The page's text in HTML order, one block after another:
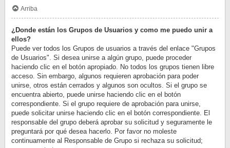
Arriba
¿Donde están los Grupos de Usuarios y como me puedo unir a
ellos?
Puede ver todos los Grupos de usuarios a través del enlace "Grupos
de Usuarios". Si desea unirse a algún grupo, puede proceder
haciendo clic en el botón apropiado. No todos los grupos tienen libre
acceso. Sin embargo, algunos requieren aprobación para poder
unirse, otros están cerrados y algunos son ocultos. Si el grupo se
encuentra abierto, puede unirse haciendo clic en el botón
correspondiente. Si el grupo requiere de aprobación para unirse,
puede solicitar unirse haciendo clic en el botón correspondiente. El
responsable del grupo deberá aprobar su solicitud y seguramente le
preguntará por qué desea hacerlo. Por favor no moleste
continuamente al Responsable de Grupo si rechaza su solicitud;